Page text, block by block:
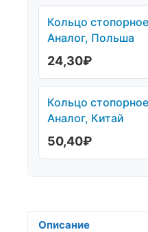
Кольцо
Аналог, Польша
24,30₽
Кольцо
Аналог, Китай
50,40₽
Описание